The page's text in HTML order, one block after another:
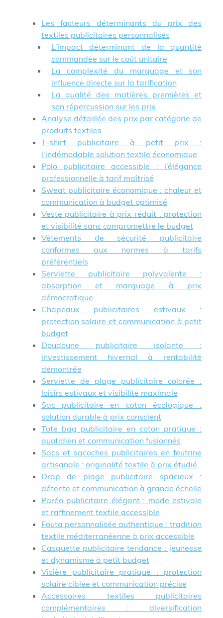
Les facteurs déterminants du prix des
textiles publicitaires personnalisés
L’impact déterminant de la quantité
commandée sur le coût unitaire
La complexité du marquage et son
influence directe sur la tarification
La qualité des matières premières et
son répercussion sur les prix
Analyse détaillée des prix par catégorie de
produits textiles
T-shirt publicitaire à petit prix :
l’indémodable solution textile économique
Polo publicitaire accessible : l’élégance
professionnelle à tarif maîtrisé
Sweat publicitaire économique : chaleur et
communication à budget optimisé
Veste publicitaire à prix réduit : protection
et visibilité sans compromettre le budget
Vêtements de sécurité publicitaire
conformes aux normes à tarifs
préférentiels
Serviette publicitaire polyvalente :
absorption et marquage à prix
démocratique
Chapeaux publicitaires estivaux :
protection solaire et communication à petit
budget
Doudoune publicitaire isolante :
investissement hivernal à rentabilité
démontrée
Serviette de plage publicitaire colorée :
loisirs estivaux et visibilité maximale
Sac publicitaire en coton écologique :
solution durable à prix conscient
Tote bag publicitaire en coton pratique :
quotidien et communication fusionnés
Sacs et sacoches publicitaires en feutrine
artisanale : originalité textile à prix étudié
Drap de plage publicitaire spacieux :
détente et communication à grande échelle
Paréo publicitaire élégant : mode estivale
et raffinement textile accessible
Fouta personnalisée authentique : tradition
textile méditerranéenne à prix accessible
Casquette publicitaire tendance : jeunesse
et dynamisme à petit budget
Visière publicitaire pratique : protection
solaire ciblée et communication précise
Accessoires textiles publicitaires
complémentaires : diversification